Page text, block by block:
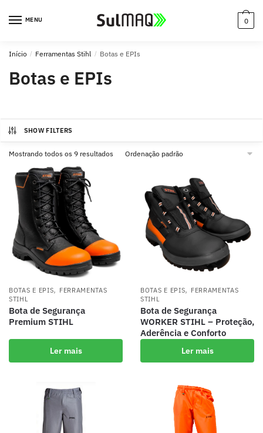
MENU 0
Início / Ferramentas Stihl / Botas e EPIs
Botas e EPIs
SHOW FILTERS
Mostrando todos os 9 resultados
BOTAS E EPIS, FERRAMENTAS
STIHL
Bota de Segurança
Premium STIHL
Ler mais
BOTAS E EPIS, FERRAMENTAS
STIHL
Bota de Segurança
WORKER STIHL – Proteção,
Aderência e Conforto
Ler mais